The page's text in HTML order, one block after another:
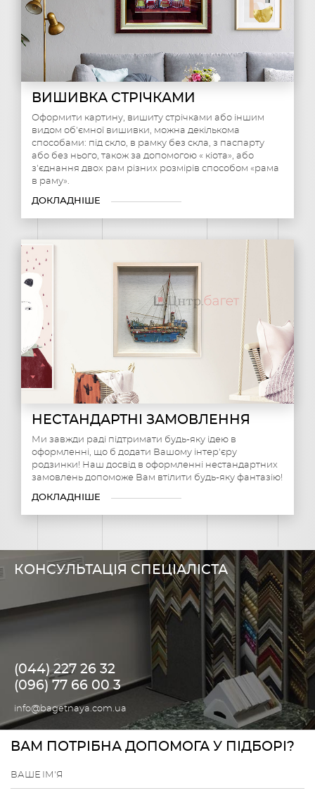
ВИШИВКА СТРІЧКАМИ
Оформити картину, вишиту стрічками або іншим
видом об'ємної вишивки, можна декількома
способами: під скло, в рамку без скла, з паспарту
або без нього, також за допомогою « кіота», або
з'єднання двох рам різних розмірів способом «рама
в раму».
ДОКЛАДНІШЕ
НЕСТАНДАРТНІ ЗАМОВЛЕННЯ
Ми завжди раді підтримати будь-яку ідею в
оформленні, що б додати Вашому інтер'єру
родзинки! Наш досвід в оформленні нестандартних
замовлень допоможе Вам втілити будь-яку фантазію!
ДОКЛАДНІШЕ
КОНСУЛЬТАЦІЯ СПЕЦІАЛІСТА
(044) 227 26 32
(096) 77 66 00 3
info@bagetnaya.com.ua
ВАМ ПОТРІБНА ДОПОМОГА У ПІДБОРІ?
ВАШЕ ІМ'Я